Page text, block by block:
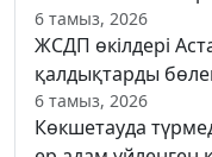
6 тамыз, 2026
ЖСДП өкілдері
қалдықтарды
6 тамыз, 2026
Көкшетауда